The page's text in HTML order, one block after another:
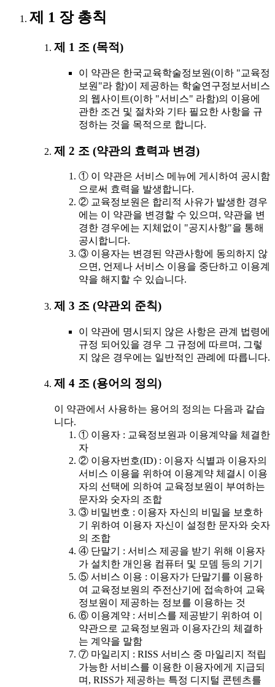
제 1 장 총칙
제 1 조 (목적)
이 약관은 한국교육학술정보원(이하 "교육정
보원"라 함)이 제공하는 학술연구정보서비스
의 웹사이트(이하 "서비스" 라함)의 이용에
관한 조건 및 절차와 기타 필요한 사항을 규
정하는 것을 목적으로 합니다.
제 2 조 (약관의 효력과 변경)
① 이 약관은 서비스 메뉴에 게시하여 공시함
으로써 효력을 발생합니다.
② 교육정보원은 합리적 사유가 발생한 경우
에는 이 약관을 변경할 수 있으며, 약관을 변
경한 경우에는 지체없이 "공지사항"을 통해
공시합니다.
③ 이용자는 변경된 약관사항에 동의하지 않
으면, 언제나 서비스 이용을 중단하고 이용계
약을 해지할 수 있습니다.
제 3 조 (약관외 준칙)
이 약관에 명시되지 않은 사항은 관계 법령에
규정 되어있을 경우 그 규정에 따르며, 그렇
지 않은 경우에는 일반적인 관례에 따릅니다.
제 4 조 (용어의 정의)
이 약관에서 사용하는 용어의 정의는 다음과 같습
니다.
① 이용자 : 교육정보원과 이용계약을 체결한
자
② 이용자번호(ID) : 이용자 식별과 이용자의
서비스 이용을 위하여 이용계약 체결시 이용
자의 선택에 의하여 교육정보원이 부여하는
문자와 숫자의 조합
③ 비밀번호 : 이용자 자신의 비밀을 보호하
기 위하여 이용자 자신이 설정한 문자와 숫자
의 조합
④ 단말기 : 서비스 제공을 받기 위해 이용자
가 설치한 개인용 컴퓨터 및 모뎀 등의 기기
⑤ 서비스 이용 : 이용자가 단말기를 이용하
여 교육정보원의 주전산기에 접속하여 교육
정보원이 제공하는 정보를 이용하는 것
⑥ 이용계약 : 서비스를 제공받기 위하여 이
약관으로 교육정보원과 이용자간의 체결하
는 계약을 말함
⑦ 마일리지 : RISS 서비스 중 마일리지 적립
가능한 서비스를 이용한 이용자에게 지급되
며, RISS가 제공하는 특정 디지털 콘텐츠를